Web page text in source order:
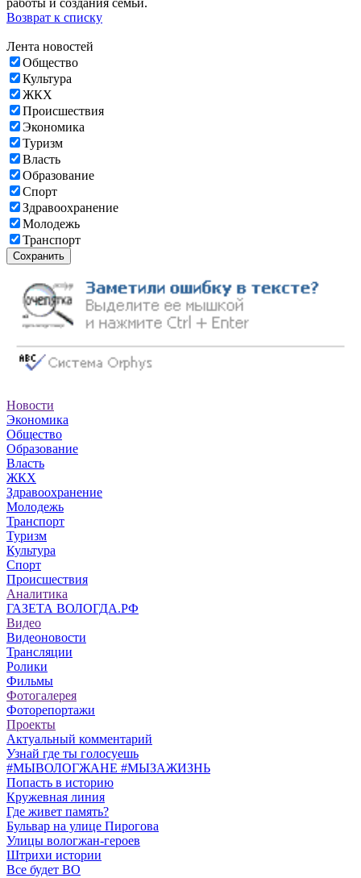
работы и создания семьи.
Возврат к списку
Лента новостей
Общество
Культура
ЖКХ
Происшествия
Экономика
Туризм
Власть
Образование
Спорт
Здравоохранение
Молодежь
Транспорт
Сохранить
Новости
Экономика
Общество
Образование
Власть
ЖКХ
Здравоохранение
Молодежь
Транспорт
Туризм
Культура
Спорт
Происшествия
Аналитика
ГАЗЕТА ВОЛОГДА.РФ
Видео
Видеоновости
Трансляции
Ролики
Фильмы
Фотогалерея
Фоторепортажи
Проекты
Актуальный комментарий
Узнай где ты голосуешь
#МЫВОЛОГЖАНЕ #МЫЗАЖИЗНЬ
Попасть в историю
Кружевная линия
Где живет память?
Бульвар на улице Пирогова
Улицы вологжан-героев
Штрихи истории
Все будет ВО